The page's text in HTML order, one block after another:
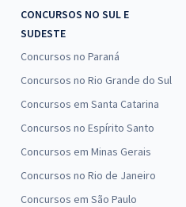
CONCURSOS NO SUL E
SUDESTE
Concursos no Paraná
Concursos no Rio Grande do Sul
Concursos em Santa Catarina
Concursos no Espírito Santo
Concursos em Minas Gerais
Concursos no Rio de Janeiro
Concursos em São Paulo